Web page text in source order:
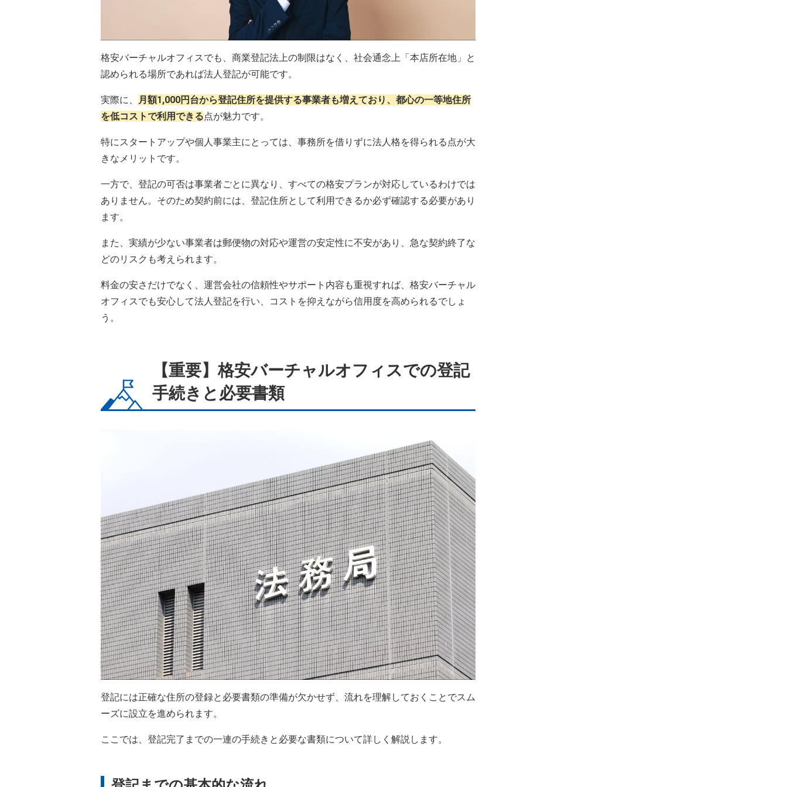
格安バーチャルオフィスでも、商業登記法上の制限はなく、社会通念上「本店所在地」と
認められる場所であれば法人登記が可能です。
実際に、
月額1,000円台から登記住所を提供する事業者も増えており、都心の一等地住所
を低コストで利用できる点が魅力です。
特にスタートアップや個人事業主にとっては、事務所を借りずに法人格を得られる点が大
きなメリットです。
一方で、登記の可否は事業者ごとに異なり、すべての格安プランが対応しているわけでは
ありません。そのため契約前には、登記住所として利用できるか必ず確認する必要があり
ます。
また、実績が少ない事業者は郵便物の対応や運営の安定性に不安があり、急な契約終了な
どのリスクも考えられます。
料金の安さだけでなく、運営会社の信頼性やサポート内容も重視すれば、格安バーチャル
オフィスでも安心して法人登記を行い、コストを抑えながら信用度を高められるでしょ
う。
【重要】格安バーチャルオフィスでの登記
手続きと必要書類
登記には正確な住所の登録と必要書類の準備が欠かせず、流れを理解しておくことでスム
ーズに設立を進められます。
ここでは、登記完了までの一連の手続きと必要な書類について詳しく解説します。